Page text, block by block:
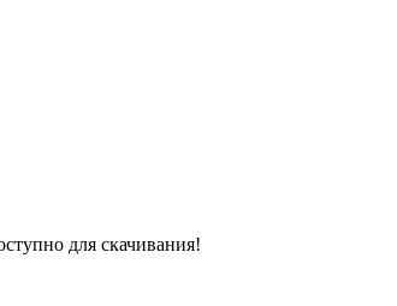
для скачивания!